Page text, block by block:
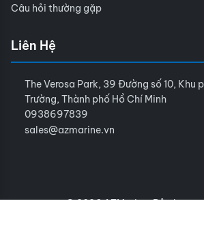
Câu hỏi thường gặp
Liên Hệ
The Verosa Park, 39 Đường số 10, Khu
Trường, Thành phố Hồ Chí Minh
0938697839
sales@azmarine.vn
© 2026 AZMarine. Bảo lưu